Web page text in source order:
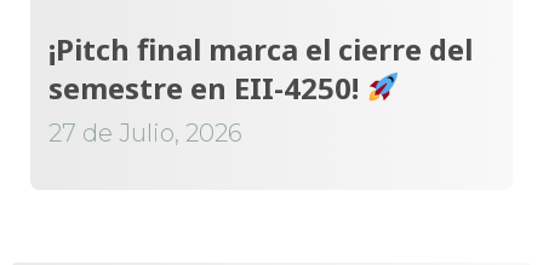
¡Pitch final marca el cierre del
semestre en EII-4250!
27 de Julio, 2026